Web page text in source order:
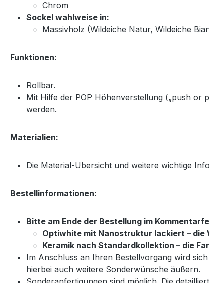
Chrom
Sockel wahlweise in:
Massivholz (Wildeiche Natur, Wildeiche
Funktionen:
Rollbar.
Mit Hilfe der POP Höhenverstellung („push
werden.
Materialien:
Die Material-Übersicht und weitere wichtige
Bestellinformationen:
Bitte am Ende der Bestellung im
Optiwhite mit Nanostruktur lackiert – die
Keramik nach Standardkollektion – die
Im Anschluss an Ihren Bestellvorgang wird
hierbei auch weitere Sonderwünsche äußern.